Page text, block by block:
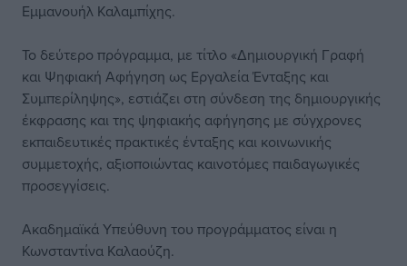
Εμμανουήλ Καλαμπίχης.
Το δεύτερο πρόγραμμα, με τίτλο «Δημιουργική Γραφή
και Ψηφιακή Αφήγηση ως Εργαλεία Ένταξης και
Συμπερίληψης», εστιάζει στη σύνδεση της δημιουργικής
έκφρασης και της ψηφιακής αφήγησης με σύγχρονες
εκπαιδευτικές πρακτικές ένταξης και κοινωνικής
συμμετοχής, αξιοποιώντας καινοτόμες παιδαγωγικές
προσεγγίσεις.
Ακαδημαϊκά Υπεύθυνη του προγράμματος είναι η
Κωνσταντίνα Καλαούζη.